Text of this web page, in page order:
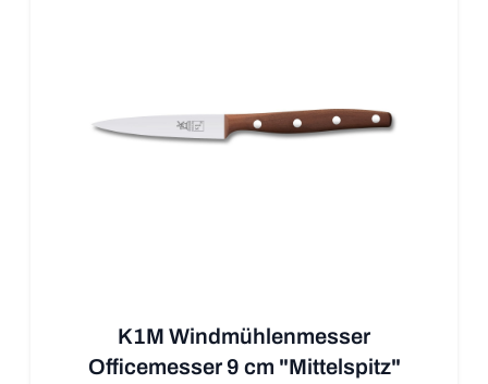
K1M Windmühlenmesser
Officemesser 9 cm "Mittelspitz"